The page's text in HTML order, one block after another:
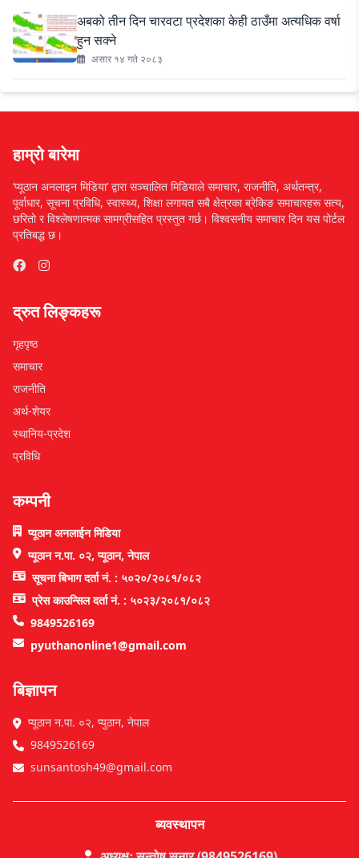
अबको तीन दिन चारवटा प्रदेशका केही ठाउँमा अत्यधिक वर्षा
हुन सक्ने
असार १४ गते २०८३
हाम्रो बारेमा
‘प्यूठान अनलाइन मिडिया’ द्वारा सञ्चालित मिडियाले समाचार, राजनीति, अर्थतन्त्र,
पूर्वाधार, सूचना प्रविधि, स्वास्थ्य, शिक्षा लगायत सबै क्षेत्रका ब्रेकिङ समाचारहरू सत्य,
छरितो र विश्लेषणात्मक सामग्रीसहित प्रस्तुत गर्छ। विश्वसनीय समाचार दिन यस पोर्टल
प्रतिबद्ध छ।
द्रुत लिङ्कहरू
गृहपृष्ठ
समाचार
राजनीति
अर्थ-शेयर
स्थानिय-प्रदेश
प्रविधि
कम्पनी
प्यूठान अनलाईन मिडिया
प्यूठान न.पा. ०२, प्यूठान, नेपाल
सूचना बिभाग दर्ता नं. : ५०२०/२०८१/०८२
प्रेस काउन्सिल दर्ता नं. : ५०२३/२०८१/०८२
9849526169
pyuthanonline1@gmail.com
बिज्ञापन
प्यूठान न.पा. ०२, प्युठान, नेपाल
9849526169
sunsantosh49@gmail.com
ब्यवस्थापन